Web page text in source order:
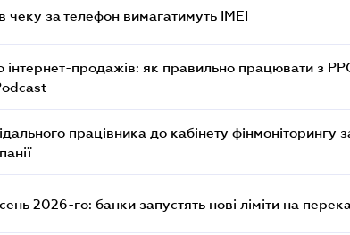
чеку за телефон вимагатимуть IMEI
інтернет-продажів: як правильно працювати з
працівника до кабінету фінмоніторингу
2026-го: банки запустять нові ліміти на